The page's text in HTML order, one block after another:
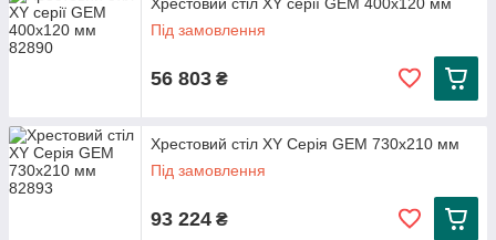
Під замовлення
56 803 ₴
Хрестовий стіл XY Серія GEM 730x210 мм
Під замовлення
93 224 ₴